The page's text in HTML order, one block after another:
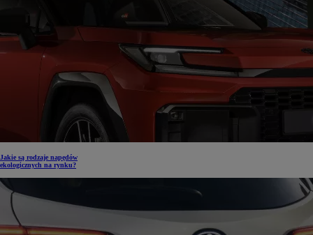
Jakie są rodzaje napędów
ekologicznych na rynku?